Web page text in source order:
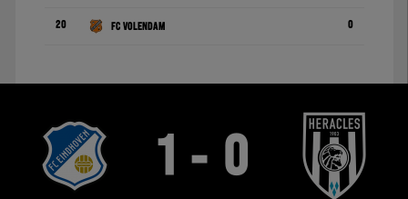
20 FC Volendam 0
1 - 0